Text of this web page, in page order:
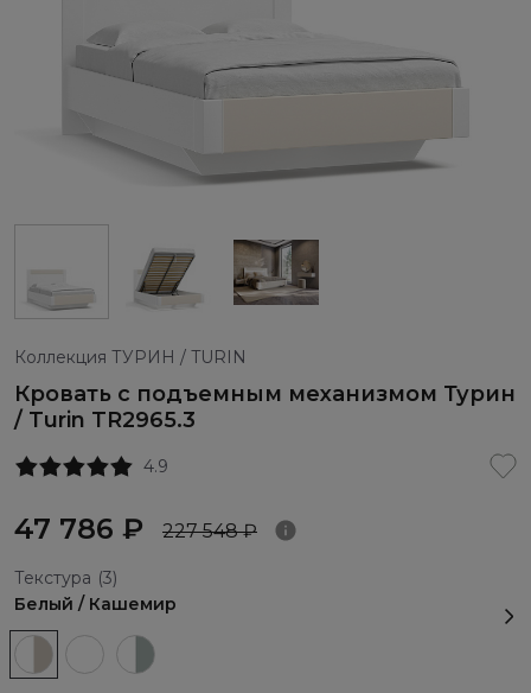
Коллекция ТУРИН / TURIN
Кровать с подъемным механизмом Турин
/ Turin TR2965.3
4.9
47 786 ₽ 227 548 ₽
Текстура (3)
Белый / Кашемир